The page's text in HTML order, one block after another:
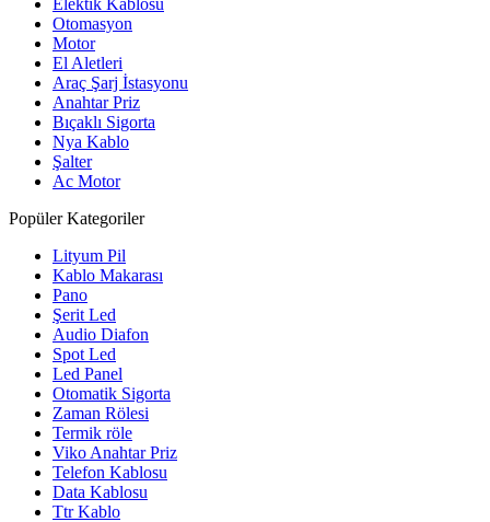
Otomasyon
Motor
El Aletleri
Araç Şarj İstasyonu
Anahtar Priz
Bıçaklı Sigorta
Nya Kablo
Şalter
Ac Motor
Popüler Kategoriler
Lityum Pil
Kablo Makarası
Pano
Şerit Led
Audio Diafon
Spot Led
Led Panel
Otomatik Sigorta
Zaman Rölesi
Termik röle
Viko Anahtar Priz
Telefon Kablosu
Data Kablosu
Ttr Kablo